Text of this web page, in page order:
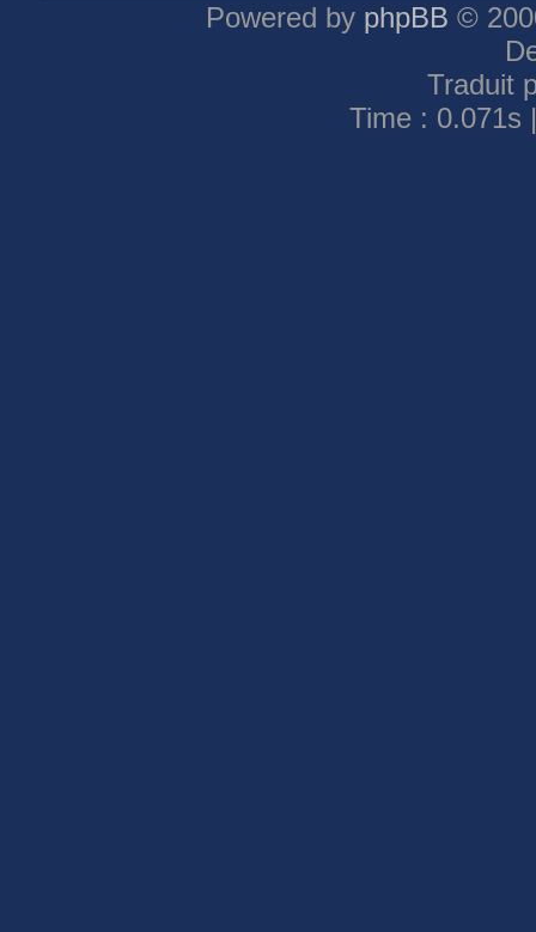
Powered by phpBB ©
Traduit
Time : 0.071s